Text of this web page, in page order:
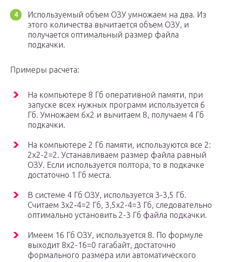
Используемый объем ОЗУ умножаем на два. Из
этого количества вычитается объем ОЗУ, и
получается оптимальный размер файла
подкачки.
Примеры расчета:
На компьютере 8 Гб оперативной памяти, при
запуске всех нужных программ используется 6
Гб. Умножаем 6х2 и вычитаем 8, получаем 4 Гб
подкачки.
На компьютере 2 Гб памяти, используются все 2:
2х2-2=2. Устанавливаем размер файла равный
ОЗУ. Если используется полтора, то в подкачке
достаточно 1 Гб места.
В системе 4 Гб ОЗУ, используется 3-3,5 Гб.
Считаем 3х2-4=2 Гб, 3,5х2-4=3 Гб, следовательно
оптимально установить 2-3 Гб файла подкачки.
Имеем 16 Гб ОЗУ, используется 8. По формуле
выходит 8х2-16=0 гагабайт, достаточно
формального размера или автоматического